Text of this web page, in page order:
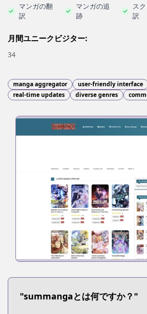
マンガの翻
訳
マンガの追
跡
ス
訳
月間ユニークビジター:
34
manga aggregator
user-friendly interface
real-time updates
diverse genres
"summangaとは何ですか？"